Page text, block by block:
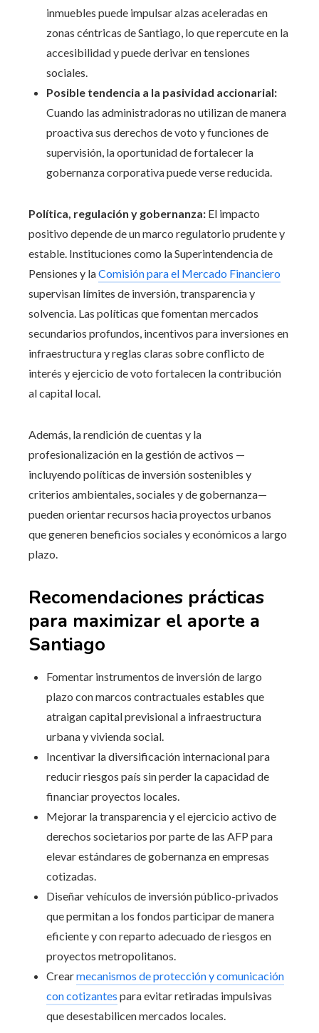
inmuebles puede impulsar alzas aceleradas en
zonas céntricas de Santiago, lo que repercute en la
accesibilidad y puede derivar en tensiones
sociales.
Posible tendencia a la pasividad accionarial:
Cuando las administradoras no utilizan de manera
proactiva sus derechos de voto y funciones de
supervisión, la oportunidad de fortalecer la
gobernanza corporativa puede verse reducida.
Política, regulación y gobernanza: El impacto
positivo depende de un marco regulatorio prudente y
estable. Instituciones como la Superintendencia de
Pensiones y laComisión para el Mercado Financiero
supervisan límites de inversión, transparencia y
solvencia. Las políticas que fomentan mercados
secundarios profundos, incentivos para inversiones en
infraestructura y reglas claras sobre conflicto de
interés y ejercicio de voto fortalecen la contribución
al capital local.
Además, la rendición de cuentas y la
profesionalización en la gestión de activos —
incluyendo políticas de inversión sostenibles y
criterios ambientales, sociales y de gobernanza—
pueden orientar recursos hacia proyectos urbanos
que generen beneficios sociales y económicos a largo
plazo.
Recomendaciones prácticas
para maximizar el aporte a
Santiago
Fomentar instrumentos de inversión de largo
plazo con marcos contractuales estables que
atraigan capital previsional a infraestructura
urbana y vivienda social.
Incentivar la diversificación internacional para
reducir riesgos país sin perder la capacidad de
financiar proyectos locales.
Mejorar la transparencia y el ejercicio activo de
derechos societarios por parte de las AFP para
elevar estándares de gobernanza en empresas
cotizadas.
Diseñar vehículos de inversión público-privados
que permitan a los fondos participar de manera
eficiente y con reparto adecuado de riesgos en
proyectos metropolitanos.
Crearmecanismos de protección y comunicación
con cotizantes para evitar retiradas impulsivas
que desestabilicen mercados locales.